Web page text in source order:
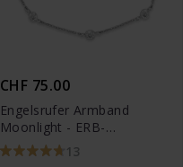
CHF 75.00
Engelsrufer Armband
Moonlight - ERB-
LILMOON-ZI
13